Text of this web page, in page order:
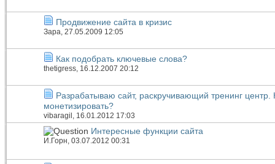
Продвижение сайта в кризис
Зара , 27.05.2009 12:05
Как подобрать ключевые слова?
thetigress, 16.12.2007 20:12
Разрабатываю сайт, раскручивающий тренинг центр.
монетизировать?
vibaragil , 16.01.2012 17:03
Интересные функции сайта
И.Горн, 03.07.2012 00:31